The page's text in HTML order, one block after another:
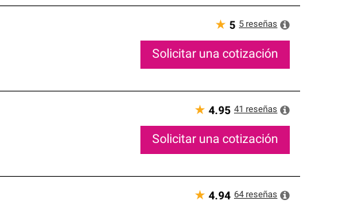
★ 5 5 reseñas
Solicitar una cotización
★ 4.95 41 reseñas
Solicitar una cotización
★ 4.94 64 reseñas